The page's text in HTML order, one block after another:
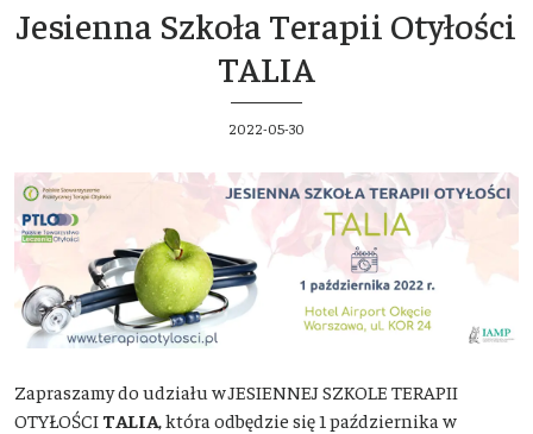
Jesienna Szkoła Terapii Otyłości
TALIA
2022-05-30
Zapraszamy do udziału wJESIENNEJ SZKOLE TERAPII
OTYŁOŚCI TALIA, która odbędzie się 1 października w